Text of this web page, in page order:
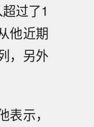
过了1
他近期
，另外
示，